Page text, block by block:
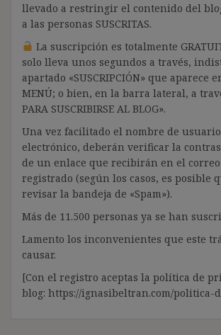
llevado a restringir el contenido del
a las personas SUSCRITAS.
La suscripción es totalmente
solo lleva unos segundos a través,
apartado «SUSCRIPCIÓN» que aparece
MENÚ; o bien, en la barra lateral, a
PARA SUSCRIBIRSE AL BLOG».
Una vez facilitado el nombre de
electrónico, deberán verificar la
de un enlace que recibirán en el
registrado (según los casos, es posible
revisar la bandeja de «Spam»).
Más de 11.500 personas ya se han
Lamento los inconvenientes que este
causar.
[Con el registro aceptas la política de
blog: https://ignasibeltran.com/politica-